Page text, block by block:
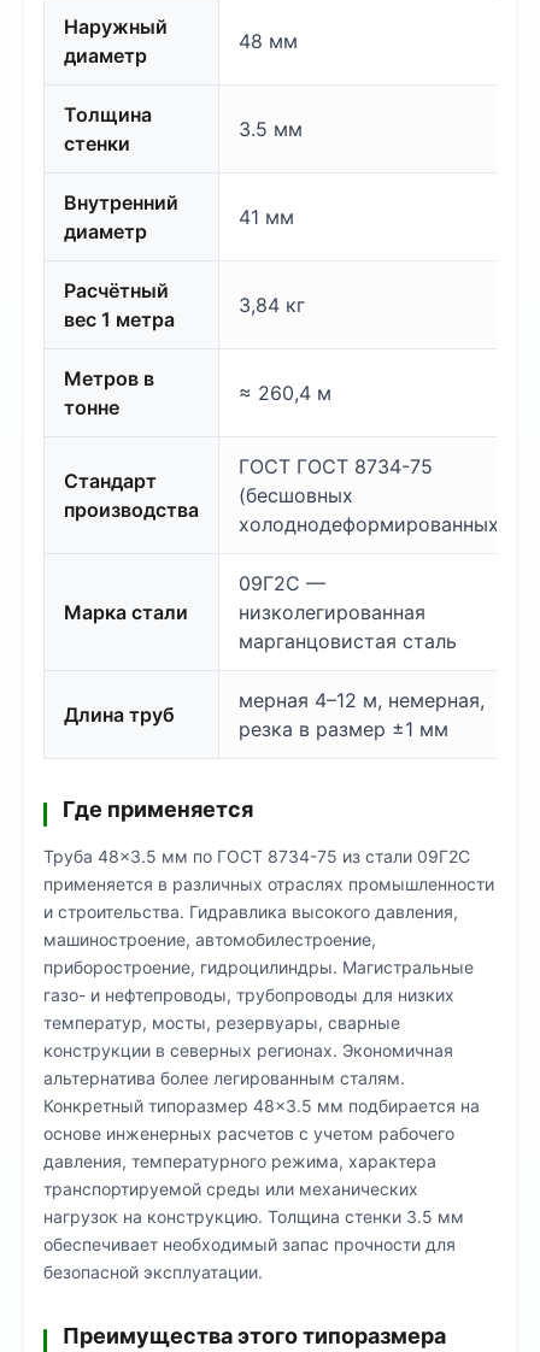
Наружный
диаметр
48 мм
Толщина
стенки
3.5 мм
Внутренний
диаметр
41 мм
Расчётный
вес 1 метра
3,84 кг
Метров в
тонне
≈ 260,4 м
Стандарт
производства
ГОСТ ГОСТ 8734-75
(бесшовных
холоднодеформированных)
Марка стали
09Г2С —
низколегированная
марганцовистая сталь
Длина труб
мерная 4–12 м, немерная,
резка в размер ±1 мм
Где применяется
Труба 48×3.5 мм по ГОСТ 8734-75 из стали 09Г2С
применяется в различных отраслях промышленности
и строительства. Гидравлика высокого давления,
машиностроение, автомобилестроение,
приборостроение, гидроцилиндры. Магистральные
газо- и нефтепроводы, трубопроводы для низких
температур, мосты, резервуары, сварные
конструкции в северных регионах. Экономичная
альтернатива более легированным сталям.
Конкретный типоразмер 48×3.5 мм подбирается на
основе инженерных расчетов с учетом рабочего
давления, температурного режима, характера
транспортируемой среды или механических
нагрузок на конструкцию. Толщина стенки 3.5 мм
обеспечивает необходимый запас прочности для
безопасной эксплуатации.
Преимущества этого типоразмера